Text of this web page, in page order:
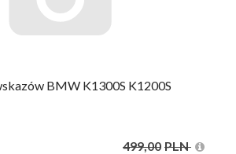
BMW K1300S K1200S
499,00 PLN